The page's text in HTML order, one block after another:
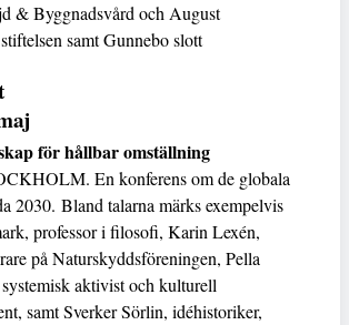
& Byggnadsvård och August
samt Gunnebo slott
för hållbar omställning
En konferens om de globala
2030. Bland talarna märks exempelvis
professor i filosofi, Karin Lexén,
på Naturskyddsföreningen, Pella
aktivist och kulturell
samt Sverker Sörlin, idéhistoriker,